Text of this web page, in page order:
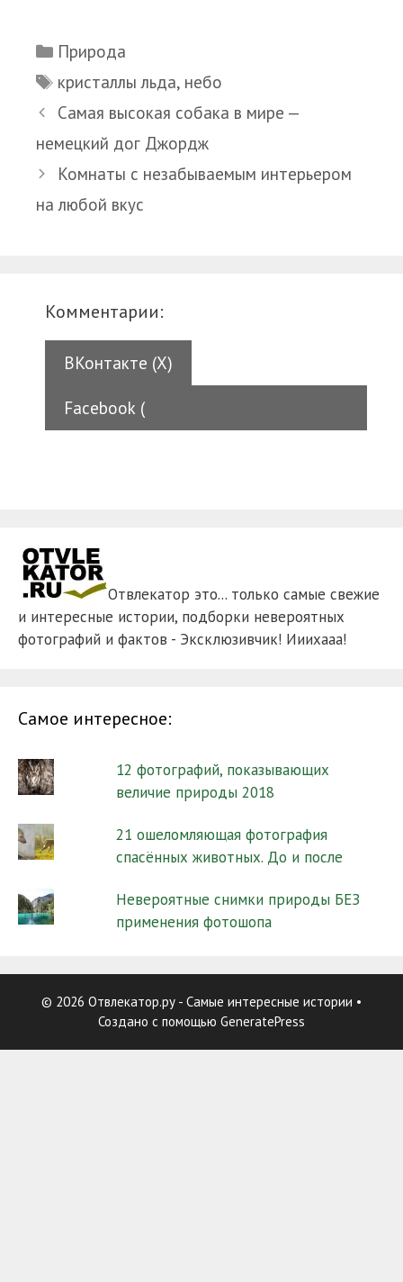
Рубрики
Природа
Метки
кристаллы льда, небо
Самая высокая собака в мире —
немецкий дог Джордж
Комнаты с незабываемым интерьером
на любой вкус
Комментарии:
ВКонтакте (X)
Facebook (
Отвлекатор это... только самые свежие
и интересные истории, подборки невероятных
фотографий и фактов - Эксклюзивчик! Ииихааа!
Самое интересное:
12 фотографий, показывающих
величие природы 2018
21 ошеломляющая фотография
спасённых животных. До и после
Невероятные снимки природы БЕЗ
применения фотошопа
© 2026 Отвлекатор.ру - Самые интересные истории •
Создано с помощью GeneratePress